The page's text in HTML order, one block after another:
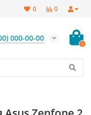
0
0
000-00-00
0